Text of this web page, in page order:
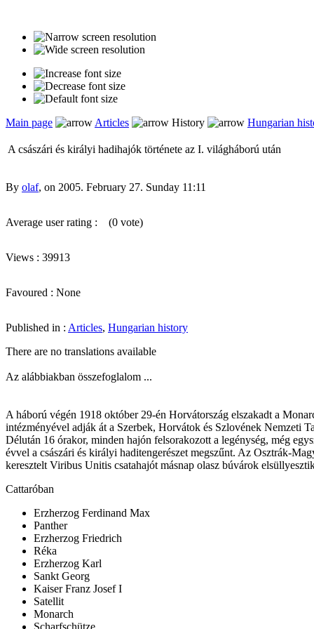
Main page Articles History Hungarian
A császári és királyi hadihajók története az I. világháború után
By olaf, on 2005. February 27. Sunday 11:11
Average user rating : (0 vote)
Views : 39913
Favoured : None
Published in : Articles, Hungarian history
There are no translations available
Az alábbiakban összefoglalom ...
A háború végén 1918 október 29-én Horvátország elszakadt a
intézményével adják át a Szerbek, Horvátok és Szlovének Nemzeti
Délután 16 órakor, minden hajón felsorakozott a legénység, még
évvel a császári és királyi haditengerészet megszűnt. Az Osztrák-
keresztelt Viribus Unitis csatahajót másnap olasz búvárok
Cattaróban
Erzherzog Ferdinand Max
Panther
Erzherzog Friedrich
Réka
Erzherzog Karl
Sankt Georg
Kaiser Franz Josef I
Satellit
Monarch
Scharfschütze